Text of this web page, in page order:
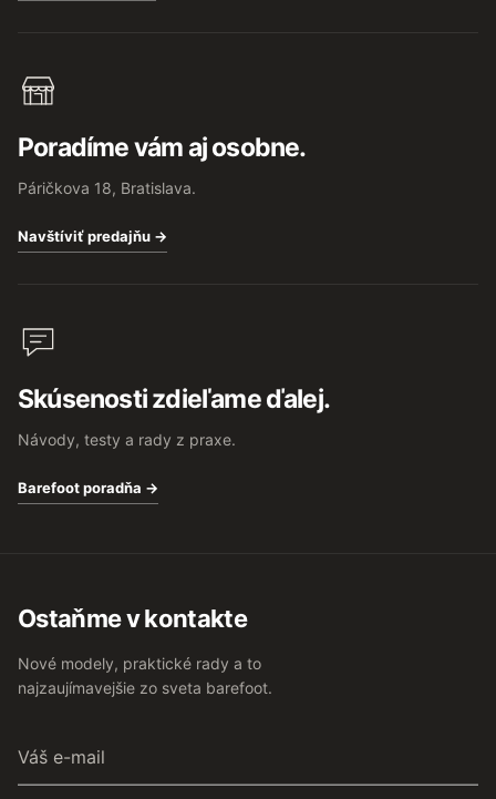
Poradíme vám aj osobne.
Páričkova 18, Bratislava.
Navštíviť predajňu →
Skúsenosti zdieľame ďalej.
Návody, testy a rady z praxe.
Barefoot poradňa →
Ostaňme v kontakte
Nové modely, praktické rady a to
najzaujímavejšie zo sveta barefoot.
e-
mail